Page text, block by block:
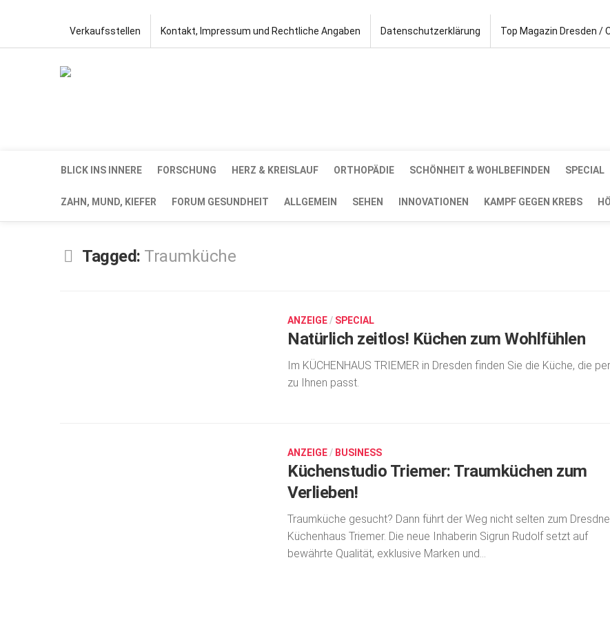
Verkaufsstellen Kontakt, Impressum und Rechtliche Angaben Datenschutzerklärung Top Magazin Dresden /
BLICK INS INNERE FORSCHUNG HERZ & KREISLAUF ORTHOPÄDIE SCHÖNHEIT & WOHLBEFINDEN SPECIAL
ZAHN, MUND, KIEFER FORUM GESUNDHEIT ALLGEMEIN SEHEN INNOVATIONEN KAMPF GEGEN KREBS
Tagged: Traumküche
ANZEIGE / SPECIAL
Natürlich zeitlos! Küchen zum Wohlfühlen
Im KÜCHENHAUS TRIEMER in Dresden finden Sie die Küche, die
zu Ihnen passt.
ANZEIGE / BUSINESS
Küchenstudio Triemer: Traumküchen zum
Verlieben!
Traumküche gesucht? Dann führt der Weg nicht selten zum
Küchenhaus Triemer. Die neue Inhaberin Sigrun Rudolf setzt auf
bewährte Qualität, exklusive Marken und...